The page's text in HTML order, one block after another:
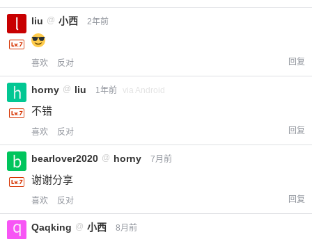
liu @ 小西 2年前
喜欢 反对 回复
horny @ liu 1年前 via Android
不错
喜欢 反对 回复
bearlover2020 @ horny 7月前
谢谢分享
喜欢 反对 回复
Qaqking @ 小西 8月前